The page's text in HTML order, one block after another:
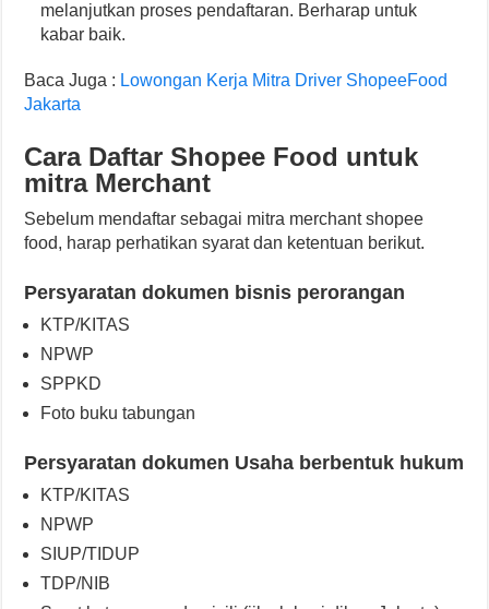
melanjutkan proses pendaftaran. Berharap untuk
kabar baik.
Baca Juga : Lowongan Kerja Mitra Driver ShopeeFood
Jakarta
Cara Daftar Shopee Food untuk
mitra Merchant
Sebelum mendaftar sebagai mitra merchant shopee
food, harap perhatikan syarat dan ketentuan berikut.
Persyaratan dokumen bisnis perorangan
KTP/KITAS
NPWP
SPPKD
Foto buku tabungan
Persyaratan dokumen Usaha berbentuk hukum
KTP/KITAS
NPWP
SIUP/TIDUP
TDP/NIB